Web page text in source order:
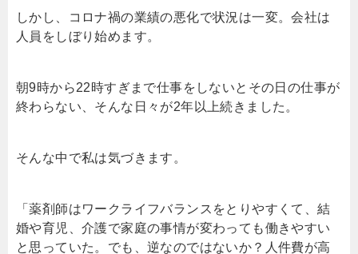
しかし、コロナ禍の業績の悪化で状況は一変。会社は
人員をしぼり始めます。
朝9時から22時すぎまで仕事をしないとその日の仕事が
終わらない、そんな日々が2年以上続きました。
そんな中で私は気づきます。
「薬剤師はワークライフバランスをとりやすくて、結
婚や育児、介護で家庭の事情が変わっても働きやすい
と思っていた。でも、逆なのではないか？人件費が高